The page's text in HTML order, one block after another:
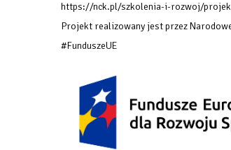
https://nck.pl/szkolenia-i-rozwoj/
Projekt realizowany jest przez
#FunduszeUE